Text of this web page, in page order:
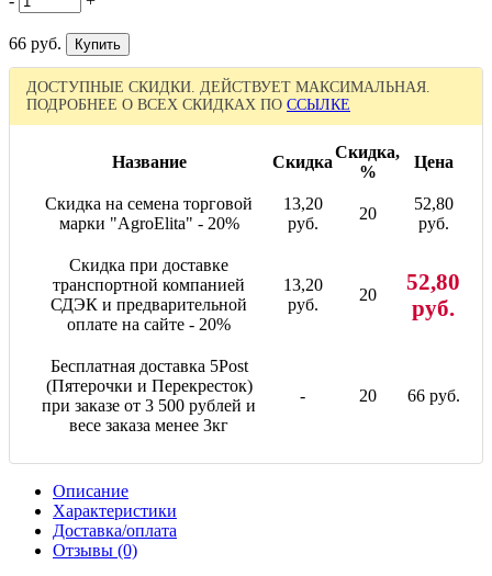
66 руб.
ДОСТУПНЫЕ СКИДКИ. ДЕЙСТВУЕТ МАКСИМАЛЬНАЯ.
ПОДРОБНЕЕ О ВСЕХ СКИДКАХ ПО ССЫЛКЕ
Название Скидка
Скидка,
%
Цена
Скидка на семена торговой
марки "AgroElita" - 20%
13,20
руб.
20
52,80
руб.
Скидка при доставке
транспортной компанией
СДЭК и предварительной
оплате на сайте - 20%
13,20
руб.
20
52,80
руб.
Бесплатная доставка 5Post
(Пятерочки и Перекресток)
при заказе от 3 500 рублей и
весе заказа менее 3кг
- 20 66 руб.
Описание
Характеристики
Доставка/оплата
Отзывы (0)